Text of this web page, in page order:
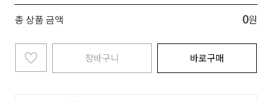
총 상품 금액 0원
장바구니 바로구매